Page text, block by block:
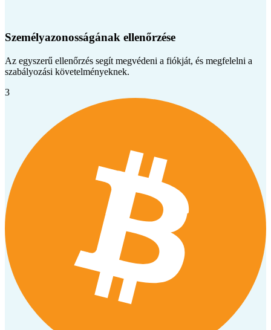
Személyazonosságának ellenőrzése
Az egyszerű ellenőrzés segít megvédeni a fiókját, és megfelelni a
szabályozási követelményeknek.
3